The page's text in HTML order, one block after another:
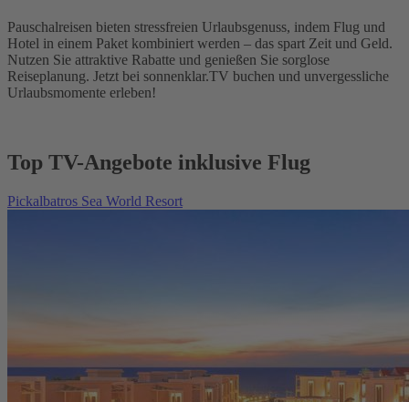
Pauschalreisen bieten stressfreien Urlaubsgenuss, indem Flug und
Hotel in einem Paket kombiniert werden – das spart Zeit und Geld.
Nutzen Sie attraktive Rabatte und genießen Sie sorglose
Reiseplanung. Jetzt bei sonnenklar.TV buchen und unvergessliche
Urlaubsmomente erleben!
Top TV-Angebote inklusive Flug
Pickalbatros Sea World Resort